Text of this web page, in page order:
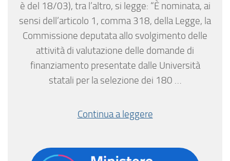
è del 18/03), tra l’altro, si legge: “È nominata, ai
sensi dell’articolo 1, comma 318, della Legge, la
Commissione deputata allo svolgimento delle
attività di valutazione delle domande di
finanziamento presentate dalle Università
statali per la selezione dei 180 …
Continua a leggere